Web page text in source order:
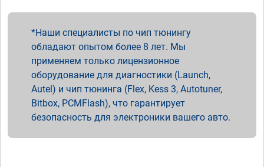
Наши специалисты по чип тюнингу
обладают опытом более 8 лет. Мы
применяем только лицензионное
оборудование для диагностики (Launch,
Autel) и чип тюнинга (Flex, Kess 3, Autotuner,
Bitbox, PCMFlash), что гарантирует
безопасность для электроники вашего авто.